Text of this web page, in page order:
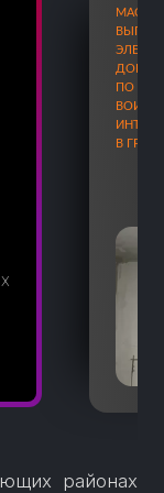
ПО
В
районах